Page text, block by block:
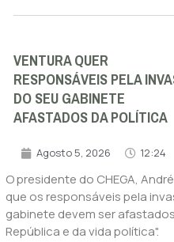
VENTURA QUER
RESPONSÁVEIS PELA
DO SEU GABINETE
AFASTADOS DA POLÍTICA
Agosto 5, 2026 12:24
O presidente do CHEGA,
que os responsáveis pela
gabinete devem ser
República e da vida política".